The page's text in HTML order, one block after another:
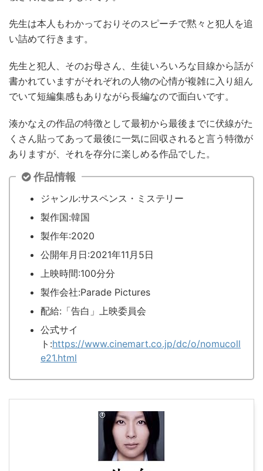
先生は本人もわかっておりそのスピーチで黙々と犯人を追
い詰めて行きます。
先生と犯人、そのお母さん、生徒いろいろな目線から話が
書かれていますがそれぞれの人物の心情が複雑に入り組ん
でいて短編集感もありながら長編なので面白いです。
湊かなえの作品の特徴として最初から最後までに伏線がた
くさん貼ってあって最後に一気に回収されると言う特徴が
ありますが、それを存分に楽しめる作品でした。
作品情報
ジャンル:サスペンス・ミステリー
製作国:韓国
製作年:2020
公開年月日:2021年11月5日
上映時間:100分分
製作会社:Parade Pictures
配給:「告白」上映委員会
公式サイ
ト:https://www.cinemart.co.jp/dc/o/nomucoll
e21.html